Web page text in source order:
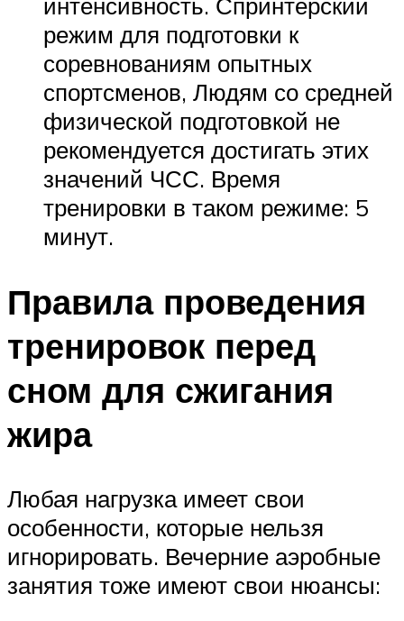
режим для подготовки к
соревнованиям опытных
спортсменов, Людям со средней
физической подготовкой не
рекомендуется достигать этих
значений ЧСС. Время
тренировки в таком режиме: 5
минут.
Правила проведения
тренировок перед
сном для сжигания
жира
Любая нагрузка имеет свои
особенности, которые нельзя
игнорировать. Вечерние аэробные
занятия тоже имеют свои нюансы: